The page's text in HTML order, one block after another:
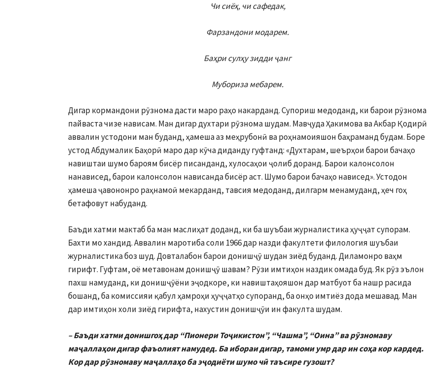
Чи сиёҳ, чи сафедак,
Фарзандони модарем.
Баҳри сулҳу зидди ҷанг
Мубориза мебарем.
Дигар кормандони рӯзнома дасти маро раҳо накарданд. Супориш медоданд, ки барои рӯзнома
пайваста чизе нависам. Ман дигар духтари рӯзнома шудам. Мавҷуда Ҳакимова ва Акбар Қодирӣ
аввалин устодони ман буданд, ҳамеша аз меҳрубонӣ ва роҳнамоияшон баҳраманд будам. Боре
устод Абдумалик Баҳорӣ маро дар кӯча диданду гуфтанд: «Духтарам, шеърҳои барои бачаҳо
навиштаи шумо бароям бисёр писанданд, хулосаҳои ҷолиб доранд. Барои калонсолон
нанависед, барои калонсолон нависанда бисёр аст. Шумо барои бачаҳо нависед». Устодон
ҳамеша ҷавононро раҳнамоӣ мекарданд, тавсия медоданд, дилгарм менамуданд, ҳеч гоҳ
бетафовут набуданд.
Баъди хатми мактаб ба ман маслиҳат доданд, ки ба шуъбаи журналистика ҳуҷҷат супорам.
Бахти мо хандид. Аввалин маротиба соли 1966 дар назди факултети филология шуъбаи
журналистика боз шуд. Довталабон барои донишҷӯ шудан зиёд буданд. Диламонро ваҳм
гирифт. Гуфтам, оё метавонам донишҷӯ шавам? Рӯзи имтиҳон наздик омада буд. Як рӯз эълон
пахш намуданд, ки донишҷӯёни эҷодкоре, ки навиштаҳояшон дар матбуот ба нашр расида
бошанд, ба комиссияи қабул ҳамроҳи ҳуҷҷатҳо супоранд, ба онҳо имтиёз дода мешавад. Ман
дар имтиҳон холи зиёд гирифта, нахустин донишҷӯи ин факулта шудам.
– Баъди хатми донишгоҳ дар “Пионери Тоҷикистон”, “Чашма”, “Оина” ва рӯзномаву
маҷаллаҳои дигар фаъолият намудед. Ба ибораи дигар, тамоми умр дар ин соҳа кор кардед.
Кор дар рӯзномаву маҷаллаҳо ба эҷодиёти шумо чӣ таъсире гузошт?